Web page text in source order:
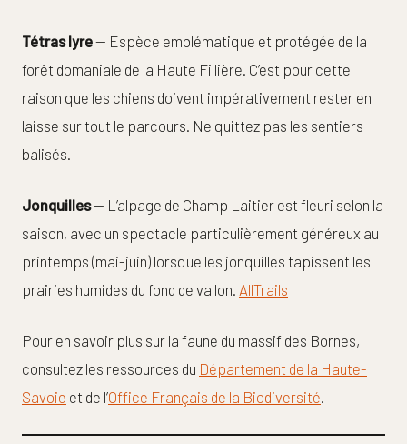
Tétras lyre— Espèce emblématique et protégée de la
forêt domaniale de la Haute Fillière. C’est pour cette
raison que les chiens doivent impérativement rester en
laisse sur tout le parcours. Ne quittez pas les sentiers
balisés.
Jonquilles— L’alpage de Champ Laitier est fleuri selon la
saison, avec un spectacle particulièrement généreux au
printemps (mai-juin) lorsque les jonquilles tapissent les
prairies humides du fond de vallon. AllTrails
Pour en savoir plus sur la faune du massif des Bornes,
consultez les ressources du Département de la Haute-
Savoie et de l’Office Français de la Biodiversité.